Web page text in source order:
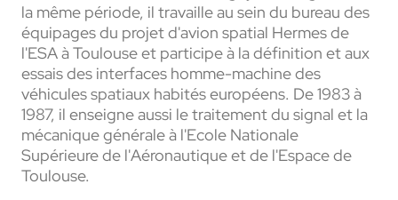
la même période, il travaille au sein du bureau des
équipages du projet d'avion spatial Hermes de
l'ESA à Toulouse et participe à la définition et aux
essais des interfaces homme-machine des
véhicules spatiaux habités européens. De 1983 à
1987, il enseigne aussi le traitement du signal et la
mécanique générale à l'Ecole Nationale
Supérieure de l'Aéronautique et de l'Espace de
Toulouse.